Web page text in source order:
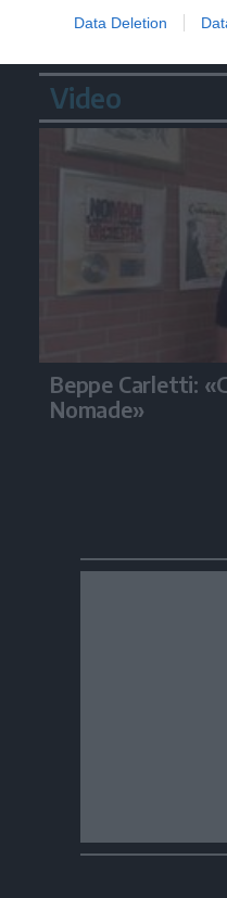
Data Deletion
Video
Beppe Carletti:
Nomade»